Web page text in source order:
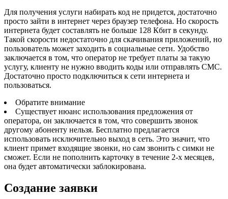
Для получения услуги набирать код не придется, достаточно
просто зайти в интернет через браузер телефона. Но скорость
интернета будет составлять не больше 128 Кбит в секунду.
Такой скорости недостаточно для скачивания приложений, но
пользователь может заходить в социальные сети. Удобство
заключается в том, что оператор не требует платы за такую
услугу, клиенту не нужно вводить коды или отправлять СМС.
Достаточно просто подключиться к сети интернета и
пользоваться.
Обратите внимание
Существует нюанс использования предложения от
оператора, он заключается в том, что совершить звонок
другому абоненту нельзя. Бесплатно предлагается
использовать исключительно выход в сеть. Это значит, что
клиент примет входящие звонки, но сам звонить с симки не
сможет. Если не пополнить карточку в течение 2-х месяцев,
она будет автоматически заблокирована.
Создание заявки